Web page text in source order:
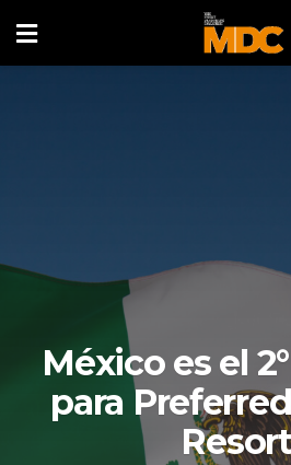
México es el
para